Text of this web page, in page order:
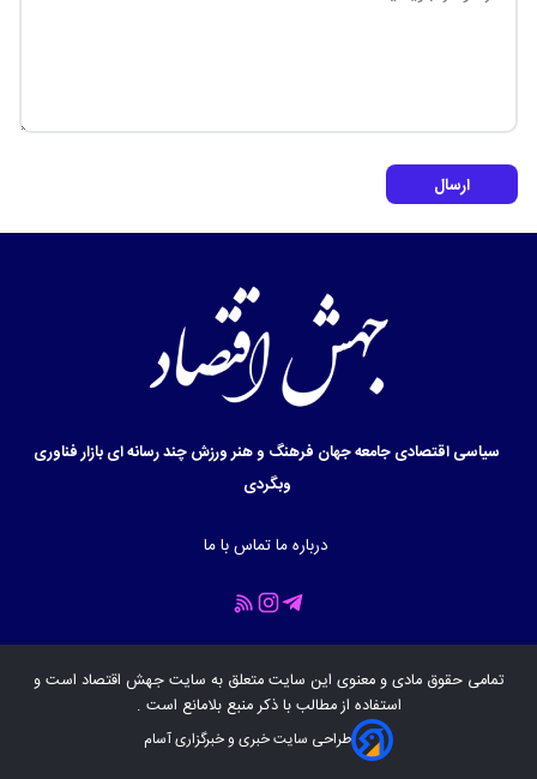
ارسال
سیاسیاقتصادیجامعهجهان فرهنگ و هنرورزشچند رسانه ایبازارفناوری
وبگردی
درباره ماتماس با ما
تمامی حقوق مادی و معنوی این سایت متعلق به سایتجهش اقتصاد است و
استفاده از مطالب با ذکر منبع بلامانع است .
طراحی سایت خبری و خبرگزاری آسام